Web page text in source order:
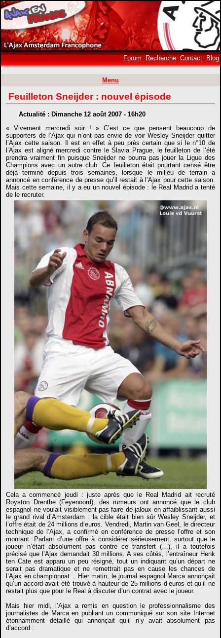
Forum Recherche Contact Blog
Menu
Feuilleton Sneijder : nouvel épisode
Actualité : Dimanche 12 août 2007 - 16h20
« Vivement mercredi soir ! » C’est ce que pensent beaucoup de
supporters de l’Ajax qui n’ont pas envie de voir Wesley Sneijder quitter
l’Ajax cette saison. Il est en effet à peu près certain que si le n°10 de
l’Ajax est aligné mercredi contre le Slavia Prague, le feuilleton de l’été
prendra vraiment fin puisque Sneijder ne pourra pas jouer la Ligue des
Champions avec un autre club. Ce feuilleton était pourtant censé être
déjà terminé depuis trois semaines, lorsque le milieu de terrain a
annoncé en conférence de presse qu’il restait à l’Ajax pour cette saison.
Mais cette semaine, il y a eu un nouvel épisode : le Real Madrid a tenté
de le recruter.
Cela a commencé jeudi : juste après que le Real Madrid ait recruté
Royston Drenthe (Feyenoord), des rumeurs ont annoncé que le club
espagnol ne voulait visiblement pas faire de jaloux en affaiblissant aussi
le grand rival d’Amsterdam : la cible était bien sûr Wesley Sneijder, et
l’offre était de 24 millions d’euros. Vendredi, Martin van Geel, le directeur
technique de l’Ajax, a confirmé en conférence de presse l’offre et son
montant. Parlant d’une offre à considérer sérieusement, surtout que le
joueur n’était absolument pas contre ce transfert (…), il a toutefois
précisé que l’Ajax demandait 30 millions. A ses côtés, l’entraîneur Henk
ten Cate est apparu un peu résigné, tout un indiquant qu’un départ ne
serait pas dramatique et ne remettrait pas en cause les chances de
l’Ajax en championnat... Hier matin, le journal espagnol Marca annonçait
qu’un accord avait été trouvé à hauteur de 25 millions d’euros et qu’il ne
restait plus que pour le Real à discuter d’un contrat avec le joueur.
Mais hier midi, l’Ajax a remis en question le professionnalisme des
journalistes de Marca en publiant un communiqué sur son site Internet
étonnamment détaillé qui annonçait qu’il n’y avait absolument pas
d’accord :